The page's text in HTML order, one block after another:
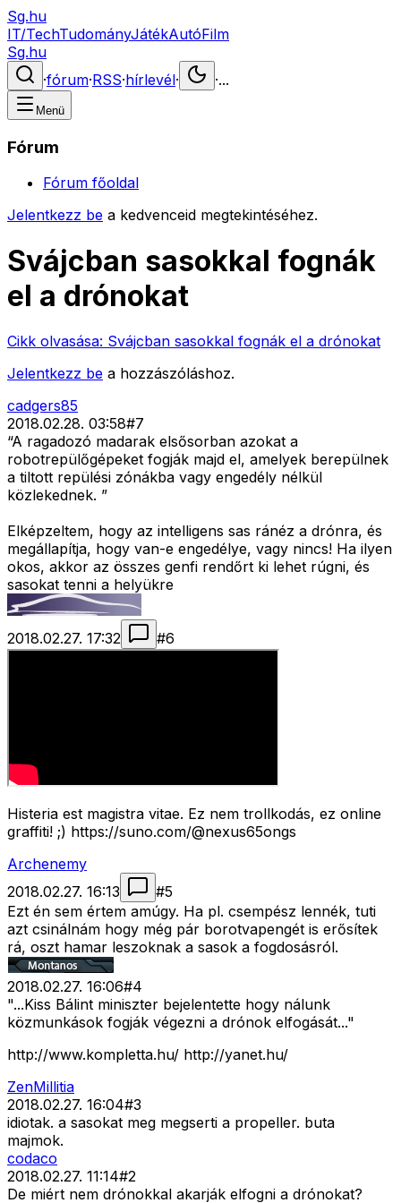
Sg.hu
IT/TechTudományJátékAutóFilm
Sg.hu
·fórum·RSS·hírlevél· ·...
Menü
Fórum
Fórum főoldal
Jelentkezz be a kedvenceid megtekintéséhez.
Svájcban sasokkal fognák
el a drónokat
Cikk olvasása: Svájcban sasokkal fognák el a drónokat
Jelentkezz be a hozzászóláshoz.
cadgers85
2018.02.28. 03:58#7
“A ragadozó madarak elsősorban azokat a
robotrepülőgépeket fogják majd el, amelyek berepülnek
a tiltott repülési zónákba vagy engedély nélkül
közlekednek. ”
Elképzeltem, hogy az intelligens sas ránéz a drónra, és
megállapítja, hogy van-e engedélye, vagy nincs! Ha ilyen
okos, akkor az összes genfi rendőrt ki lehet rúgni, és
sasokat tenni a helyükre
2018.02.27. 17:32 #6
Histeria est magistra vitae. Ez nem trollkodás, ez online
graffiti! ;) https://suno.com/@nexus65ongs
Archenemy
2018.02.27. 16:13
#5
Ezt én sem értem amúgy. Ha pl. csempész lennék, tuti
azt csinálnám hogy még pár borotvapengét is erősítek
rá, oszt hamar leszoknak a sasok a fogdosásról.
2018.02.27. 16:06#4
"...Kiss Bálint miniszter bejelentette hogy nálunk
közmunkások fogják végezni a drónok elfogását..."
http://www.kompletta.hu/ http://yanet.hu/
ZenMillitia
2018.02.27. 16:04#3
idiotak. a sasokat meg megserti a propeller. buta
majmok.
codaco
2018.02.27. 11:14#2
De miért nem drónokkal akarják elfogni a drónokat?